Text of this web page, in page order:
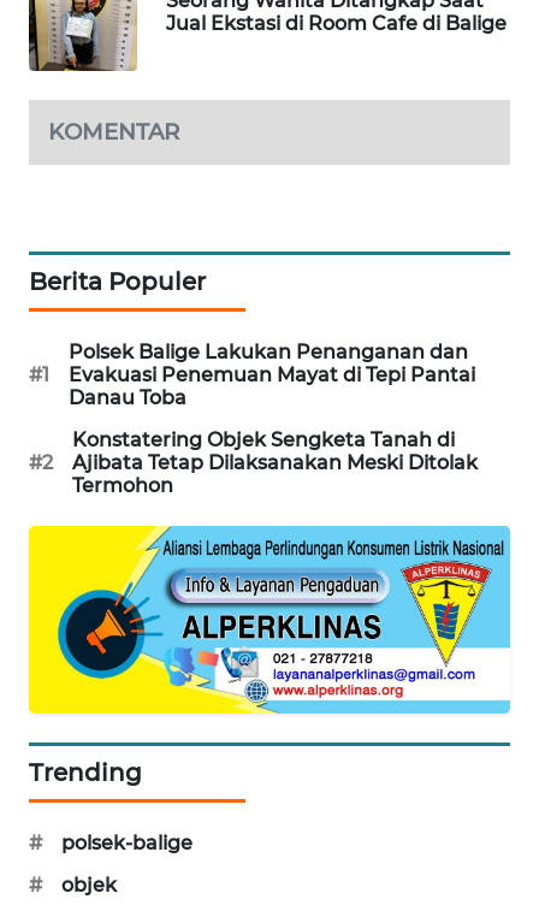
Jual Ekstasi di Room Cafe di Balige
KOMENTAR
Berita Populer
#1
Polsek Balige Lakukan Penanganan dan
Evakuasi Penemuan Mayat di Tepi Pantai
Danau Toba
#2
Konstatering Objek Sengketa Tanah di
Ajibata Tetap Dilaksanakan Meski Ditolak
Termohon
Trending
#
polsek-balige
#
objek
NEWS
NEWS
NEWS
METRO
JAKARTA
NEWS
KRT
NEWS
JURNAL
MARITIM
NEWS
GARONGGANG
NEWS
FISUELRI
ID